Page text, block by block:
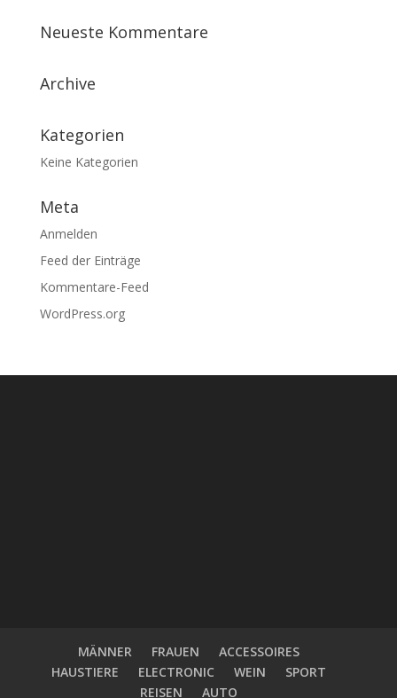
Neueste Kommentare
Archive
Kategorien
Keine Kategorien
Meta
Anmelden
Feed der Einträge
Kommentare-Feed
WordPress.org
MÄNNER FRAUEN
ACCESSOIRES
HAUSTIERE
ELECTRONIC WEIN
SPORT
REISEN
AUTO